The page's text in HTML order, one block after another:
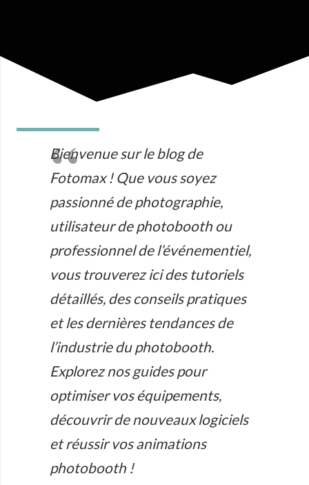
Bienvenue sur le blog de
Fotomax ! Que vous soyez
passionné de photographie,
utilisateur de photobooth ou
professionnel de l’événementiel,
vous trouverez ici des tutoriels
détaillés, des conseils pratiques
et les dernières tendances de
l’industrie du photobooth.
Explorez nos guides pour
optimiser vos équipements,
découvrir de nouveaux logiciels
et réussir vos animations
photobooth !